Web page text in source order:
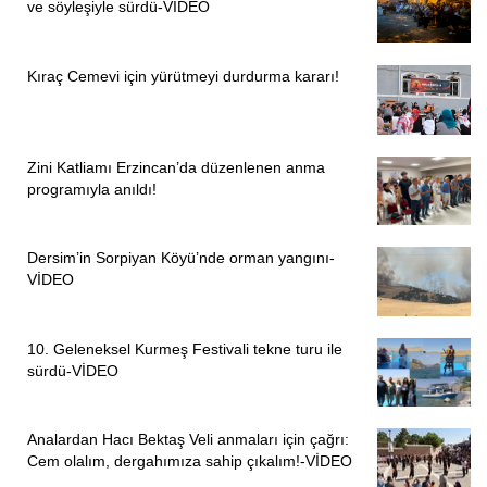
temizlik personelinin olması lazım. Okullarda hala temiz
suya ulaşmakta yaşanan ciddi sorunlar var. Öğrenciler
musluktan akan suyu içmek istemiyor. Belki muslukta akan
su temiz olmasına rağmen hiçbir kurum bir açıklama
yapmadığı için öğrenciler içmiyor. Biz Eğitim Sen olarak
bütün okullara temizlik personelinin ataması için talepte
bulunduk. Milli Eğitim Bakanlığı’nın İş Gücü Uyum
Programı (İUP) kapsamında başlattığı projeye verilen ücret
Eğitim Müdürlüğü TYP kanunu göre 177 temizlik işçisi aldı.
Bunların dağılımına baktığınızda 72’si Adıyaman
ilçelere baktığımızda da çalışan temizlik personeli yok.”
“ÖĞRENCİLERİN, ÖĞRETMENLERİN, TÜM KAMU
ÇALIŞANALRININ PSİKOLOJİK DESTEK ALMASI
GEREKİYOR”
ve söyleşiyle sürdü-VİDEO
Kıraç Cemevi için yürütmeyi durdurma kararı!
Zini Katliamı Erzincan’da düzenlenen anma
programıyla anıldı!
Dersim’in Sorpiyan Köyü’nde orman yangını-
VİDEO
10. Geleneksel Kurmeş Festivali tekne turu ile
sürdü-VİDEO
Analardan Hacı Bektaş Veli anmaları için çağrı:
Cem olalım, dergahımıza sahip çıkalım!-VİDEO